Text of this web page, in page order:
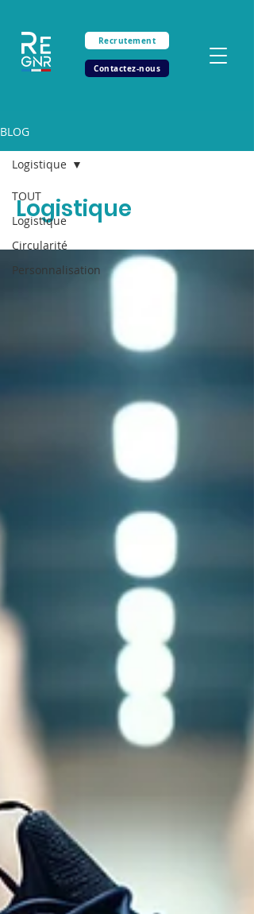
Recrutement
Contactez-nous
BLOG
TOUT
Logistique
Circularité
Personnalisation
Logistique
Logistique